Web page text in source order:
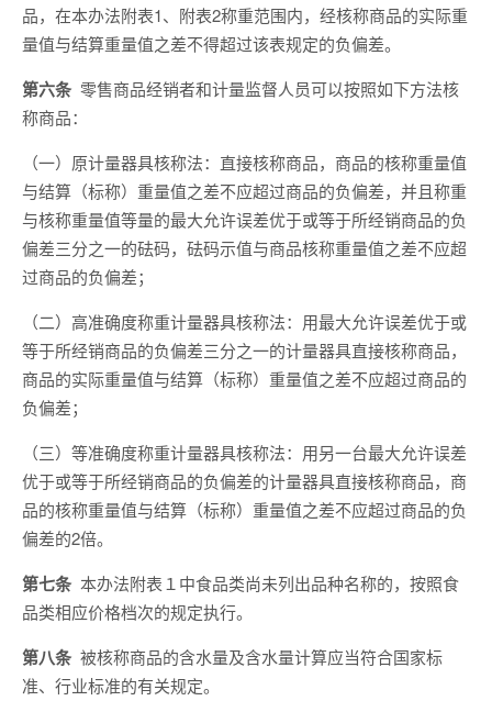
品，在本办法附表1、附表2称重范围内，经核称商品的实际重
量值与结算重量值之差不得超过该表规定的负偏差。
第六条 零售商品经销者和计量监督人员可以按照如下方法核
称商品：
（一）原计量器具核称法：直接核称商品，商品的核称重量值
与结算（标称）重量值之差不应超过商品的负偏差，并且称重
与核称重量值等量的最大允许误差优于或等于所经销商品的负
偏差三分之一的砝码，砝码示值与商品核称重量值之差不应超
过商品的负偏差；
（二）高准确度称重计量器具核称法：用最大允许误差优于或
等于所经销商品的负偏差三分之一的计量器具直接核称商品，
商品的实际重量值与结算（标称）重量值之差不应超过商品的
负偏差；
（三）等准确度称重计量器具核称法：用另一台最大允许误差
优于或等于所经销商品的负偏差的计量器具直接核称商品，商
品的核称重量值与结算（标称）重量值之差不应超过商品的负
偏差的2倍。
第七条 本办法附表１中食品类尚未列出品种名称的，按照食
品类相应价格档次的规定执行。
第八条 被核称商品的含水量及含水量计算应当符合国家标
准、行业标准的有关规定。